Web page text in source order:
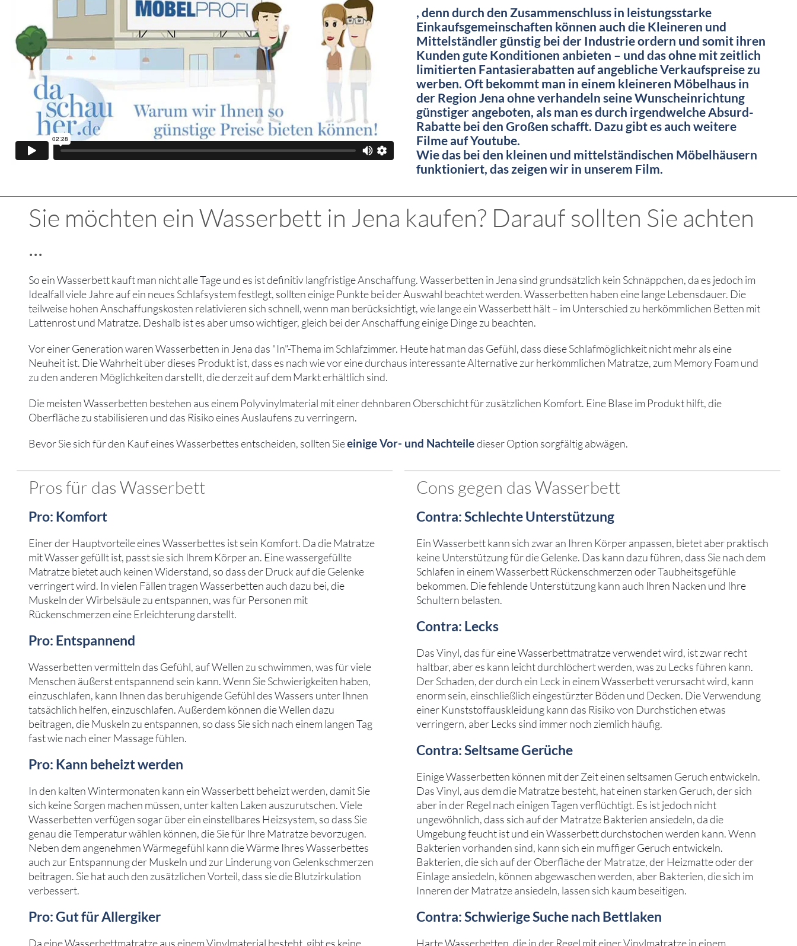
, denn durch den Zusammenschluss in leistungsstarke
Einkaufsgemeinschaften können auch die Kleineren und
Mittelständler günstig bei der Industrie ordern und somit ihren
Kunden gute Konditionen anbieten – und das ohne mit zeitlich
limitierten Fantasierabatten auf angebliche Verkaufspreise zu
werben. Oft bekommt man in einem kleineren Möbelhaus in
der Region Jena ohne verhandeln seine Wunscheinrichtung
günstiger angeboten, als man es durch irgendwelche Absurd-
Rabatte bei den Großen schafft. Dazu gibt es auch weitere
Filme auf Youtube.
Wie das bei den kleinen und mittelständischen Möbelhäusern
funktioniert, das zeigen wir in unserem Film.
Sie möchten ein Wasserbett in Jena kaufen? Darauf sollten Sie achten
...
So ein Wasserbett kauft man nicht alle Tage und es ist definitiv langfristige Anschaffung. Wasserbetten in Jena sind grundsätzlich kein Schnäppchen, da es jedoch im
Idealfall viele Jahre auf ein neues Schlafsystem festlegt, sollten einige Punkte bei der Auswahl beachtet werden. Wasserbetten haben eine lange Lebensdauer. Die
teilweise hohen Anschaffungskosten relativieren sich schnell, wenn man berücksichtigt, wie lange ein Wasserbett hält – im Unterschied zu herkömmlichen Betten mit
Lattenrost und Matratze. Deshalb ist es aber umso wichtiger, gleich bei der Anschaffung einige Dinge zu beachten.
Vor einer Generation waren Wasserbetten in Jena das "In"-Thema im Schlafzimmer. Heute hat man das Gefühl, dass diese Schlafmöglichkeit nicht mehr als eine
Neuheit ist. Die Wahrheit über dieses Produkt ist, dass es nach wie vor eine durchaus interessante Alternative zur herkömmlichen Matratze, zum Memory Foam und
zu den anderen Möglichkeiten darstellt, die derzeit auf dem Markt erhältlich sind.
Die meisten Wasserbetten bestehen aus einem Polyvinylmaterial mit einer dehnbaren Oberschicht für zusätzlichen Komfort. Eine Blase im Produkt hilft, die
Oberfläche zu stabilisieren und das Risiko eines Auslaufens zu verringern.
Bevor Sie sich für den Kauf eines Wasserbettes entscheiden, sollten Sieeinige Vor- und Nachteiledieser Option sorgfältig abwägen.
Pros für das Wasserbett
Pro: Komfort
Einer der Hauptvorteile eines Wasserbettes ist sein Komfort. Da die Matratze
mit Wasser gefüllt ist, passt sie sich Ihrem Körper an. Eine wassergefüllte
Matratze bietet auch keinen Widerstand, so dass der Druck auf die Gelenke
verringert wird. In vielen Fällen tragen Wasserbetten auch dazu bei, die
Muskeln der Wirbelsäule zu entspannen, was für Personen mit
Rückenschmerzen eine Erleichterung darstellt.
Pro: Entspannend
Wasserbetten vermitteln das Gefühl, auf Wellen zu schwimmen, was für viele
Menschen äußerst entspannend sein kann. Wenn Sie Schwierigkeiten haben,
einzuschlafen, kann Ihnen das beruhigende Gefühl des Wassers unter Ihnen
tatsächlich helfen, einzuschlafen. Außerdem können die Wellen dazu
beitragen, die Muskeln zu entspannen, so dass Sie sich nach einem langen Tag
fast wie nach einer Massage fühlen.
Pro: Kann beheizt werden
In den kalten Wintermonaten kann ein Wasserbett beheizt werden, damit Sie
sich keine Sorgen machen müssen, unter kalten Laken auszurutschen. Viele
Wasserbetten verfügen sogar über ein einstellbares Heizsystem, so dass Sie
genau die Temperatur wählen können, die Sie für Ihre Matratze bevorzugen.
Neben dem angenehmen Wärmegefühl kann die Wärme Ihres Wasserbettes
auch zur Entspannung der Muskeln und zur Linderung von Gelenkschmerzen
beitragen. Sie hat auch den zusätzlichen Vorteil, dass sie die Blutzirkulation
verbessert.
Pro: Gut für Allergiker
Da eine Wasserbettmatratze aus einem Vinylmaterial besteht, gibt es keine
Cons gegen das Wasserbett
Contra: Schlechte Unterstützung
Ein Wasserbett kann sich zwar an Ihren Körper anpassen, bietet aber praktisch
keine Unterstützung für die Gelenke. Das kann dazu führen, dass Sie nach dem
Schlafen in einem Wasserbett Rückenschmerzen oder Taubheitsgefühle
bekommen. Die fehlende Unterstützung kann auch Ihren Nacken und Ihre
Schultern belasten.
Contra: Lecks
Das Vinyl, das für eine Wasserbettmatratze verwendet wird, ist zwar recht
haltbar, aber es kann leicht durchlöchert werden, was zu Lecks führen kann.
Der Schaden, der durch ein Leck in einem Wasserbett verursacht wird, kann
enorm sein, einschließlich eingestürzter Böden und Decken. Die Verwendung
einer Kunststoffauskleidung kann das Risiko von Durchstichen etwas
verringern, aber Lecks sind immer noch ziemlich häufig.
Contra: Seltsame Gerüche
Einige Wasserbetten können mit der Zeit einen seltsamen Geruch entwickeln.
Das Vinyl, aus dem die Matratze besteht, hat einen starken Geruch, der sich
aber in der Regel nach einigen Tagen verflüchtigt. Es ist jedoch nicht
ungewöhnlich, dass sich auf der Matratze Bakterien ansiedeln, da die
Umgebung feucht ist und ein Wasserbett durchstochen werden kann. Wenn
Bakterien vorhanden sind, kann sich ein muffiger Geruch entwickeln.
Bakterien, die sich auf der Oberfläche der Matratze, der Heizmatte oder der
Einlage ansiedeln, können abgewaschen werden, aber Bakterien, die sich im
Inneren der Matratze ansiedeln, lassen sich kaum beseitigen.
Contra: Schwierige Suche nach Bettlaken
Harte Wasserbetten, die in der Regel mit einer Vinylmatratze in einem